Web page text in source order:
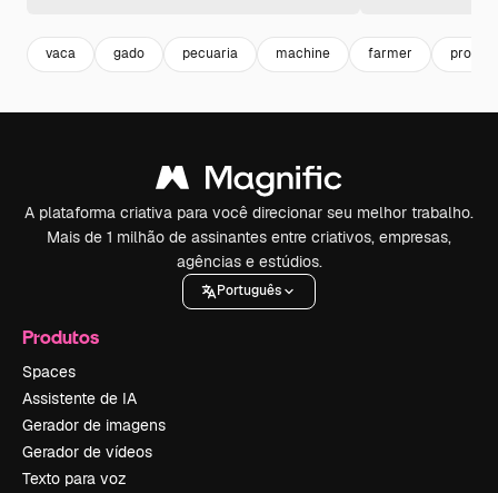
vaca gado pecuaria machine farmer
A plataforma criativa para você direcionar seu melhor trabalho.
Mais de 1 milhão de assinantes entre criativos, empresas,
agências e estúdios.
Português
Produtos
Spaces
Assistente de IA
Gerador de imagens
Gerador de vídeos
Texto para voz